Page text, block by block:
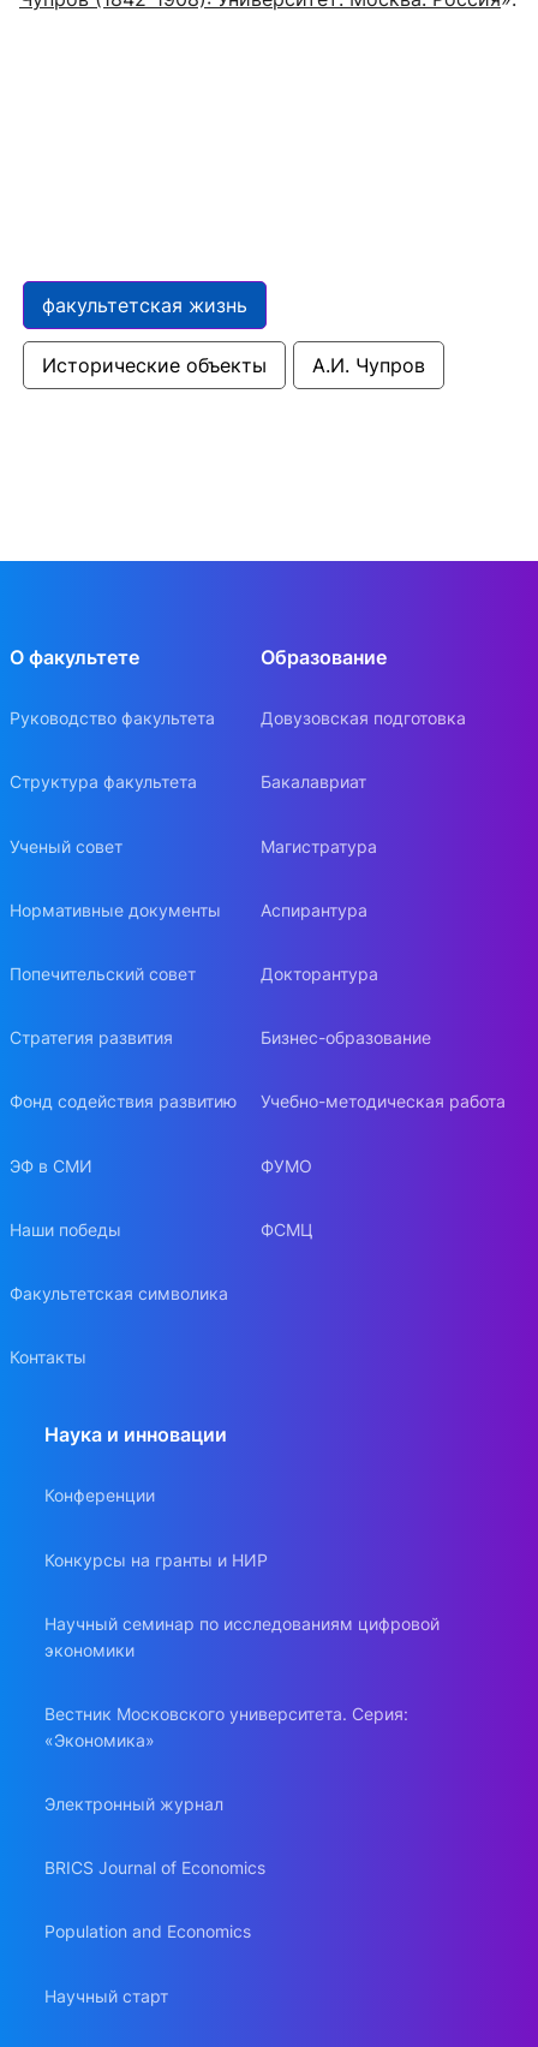
факультетская жизнь
Исторические объекты А.И. Чупров
О факультете
Руководство факультета
Структура факультета
Ученый совет
Нормативные документы
Попечительский совет
Стратегия развития
Фонд содействия развитию
ЭФ в СМИ
Наши победы
Факультетская символика
Контакты
Образование
Довузовская подготовка
Бакалавриат
Магистратура
Аспирантура
Докторантура
Бизнес-образование
Учебно-методическая работа
ФУМО
ФСМЦ
Наука и инновации
Конференции
Конкурсы на гранты и НИР
Научный семинар по исследованиям цифровой
экономики
Вестник Московского университета. Серия:
«Экономика»
Электронный журнал
BRICS Journal of Economics
Population and Economics
Научный старт